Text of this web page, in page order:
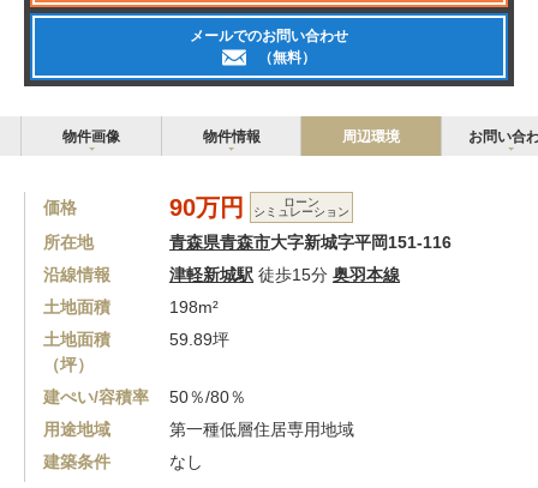
メールでのお問い合わせ
（無料）
物件画像 物件情報 周辺環境 お問い合
価格 90万円 ローン
シミュレーション
所在地 青森県青森市大字新城字平岡151-116
沿線情報
津軽新城駅 徒歩15分 奥羽本線
土地面積
198m²
土地面積
（坪）
59.89坪
建ぺい/容積率
50％/80％
用途地域
第一種低層住居専用地域
建築条件
なし